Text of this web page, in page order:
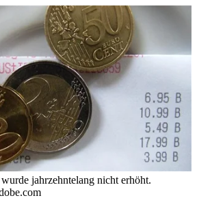
jahrzehntelang nicht erhöht.